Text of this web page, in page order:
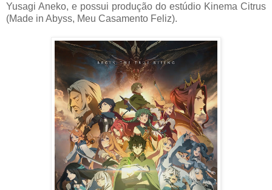
Yusagi Aneko, e possui produção do estúdio Kinema Citrus
(Made in Abyss, Meu Casamento Feliz).